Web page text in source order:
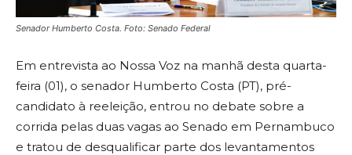
Senador Humberto Costa. Foto: Senado Federal
Em entrevista ao Nossa Voz na manhã desta quarta-
feira (01), o senador Humberto Costa (PT), pré-
candidato à reeleição, entrou no debate sobre a
corrida pelas duas vagas ao Senado em Pernambuco
e tratou de desqualificar parte dos levantamentos